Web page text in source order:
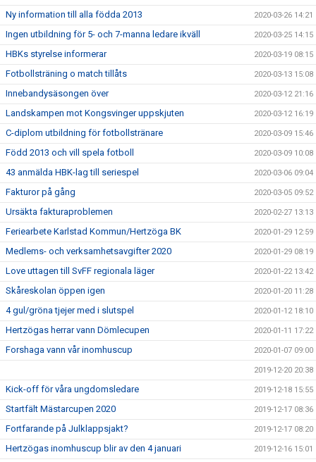
Ny information till alla födda 2013 2020-03-26 14:21
Ingen utbildning för 5- och 7-manna ledare ikväll 2020-03-25 14:15
HBKs styrelse informerar 2020-03-19 08:15
Fotbollsträning o match tillåts 2020-03-13 15:08
Innebandysäsongen över 2020-03-12 21:16
Landskampen mot Kongsvinger uppskjuten 2020-03-12 16:19
C-diplom utbildning för fotbollstränare 2020-03-09 15:46
Född 2013 och vill spela fotboll 2020-03-09 10:08
43 anmälda HBK-lag till seriespel 2020-03-06 09:04
Fakturor på gång 2020-03-05 09:52
Ursäkta fakturaproblemen 2020-02-27 13:13
Feriearbete Karlstad Kommun/Hertzöga BK 2020-01-29 12:59
Medlems- och verksamhetsavgifter 2020 2020-01-29 08:19
Love uttagen till SvFF regionala läger 2020-01-22 13:42
Skåreskolan öppen igen 2020-01-20 11:28
4 gul/gröna tjejer med i slutspel 2020-01-12 18:10
Hertzögas herrar vann Dömlecupen 2020-01-11 17:22
Forshaga vann vår inomhuscup 2020-01-07 09:00
2019-12-20 20:38
Kick-off för våra ungdomsledare 2019-12-18 15:55
Startfält Mästarcupen 2020 2019-12-17 08:36
Fortfarande på Julklappsjakt? 2019-12-17 08:20
Hertzögas inomhuscup blir av den 4 januari 2019-12-16 15:01